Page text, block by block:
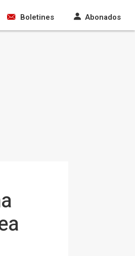
Boletines Abonados